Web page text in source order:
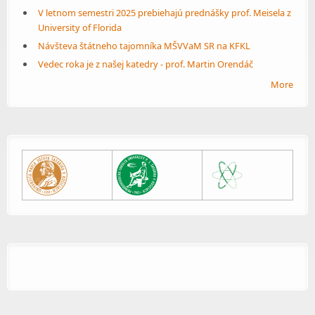
V letnom semestri 2025 prebiehajú prednášky prof. Meisela z
University of Florida
Návšteva štátneho tajomníka MŠVVaM SR na KFKL
Vedec roka je z našej katedry - prof. Martin Orendáč
More